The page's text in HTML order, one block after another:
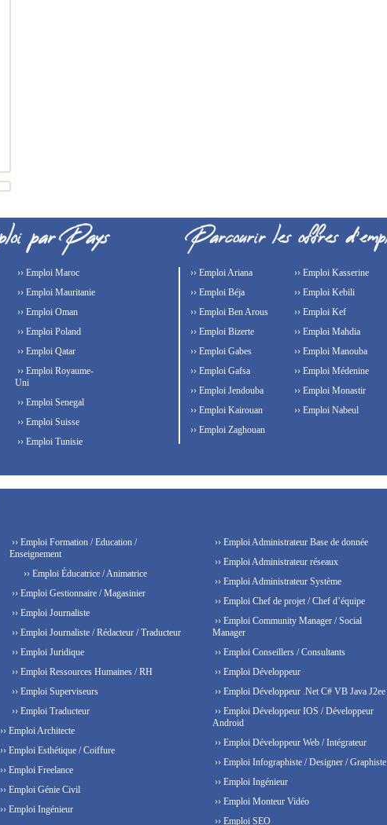
›› Emploi Maroc
›› Emploi Mauritanie
›› Emploi Oman
›› Emploi Poland
›› Emploi Qatar
›› Emploi Royaume-
Uni
›› Emploi Senegal
›› Emploi Suisse
›› Emploi Tunisie
›› Emploi Ariana
›› Emploi Béja
›› Emploi Ben Arous
›› Emploi Bizerte
›› Emploi Gabes
›› Emploi Gafsa
›› Emploi Jendouba
›› Emploi Kairouan
›› Emploi Kasserine
›› Emploi Kebili
›› Emploi Kef
›› Emploi Mahdia
›› Emploi Manouba
›› Emploi Médenine
›› Emploi Monastir
›› Emploi Nabeul
›› Emploi Zaghouan
›› Emploi Formation / Education /
Enseignement
›› Emploi Éducatrice / Animatrice
›› Emploi Gestionnaire / Magasinier
›› Emploi Journaliste
›› Emploi Journaliste / Rédacteur / Traducteur
›› Emploi Juridique
›› Emploi Ressources Humaines / RH
›› Emploi Superviseurs
›› Emploi Traducteur
›› Emploi Architecte
›› Emploi Esthétique / Coiffure
›› Emploi Freelance
›› Emploi Génie Civil
›› Emploi Ingénieur
›› Emploi Administrateur Base de donnée
›› Emploi Administrateur réseaux
›› Emploi Administrateur Système
›› Emploi Chef de projet / Chef d’équipe
›› Emploi Community Manager / Social
Manager
›› Emploi Conseillers / Consultants
›› Emploi Développeur
›› Emploi Développeur .Net C# VB Java J2ee
›› Emploi Développeur IOS / Développeur
Android
›› Emploi Développeur Web / Intégrateur
›› Emploi Infographiste / Designer / Graphiste
›› Emploi Ingénieur
›› Emploi Monteur Vidéo
›› Emploi SEO